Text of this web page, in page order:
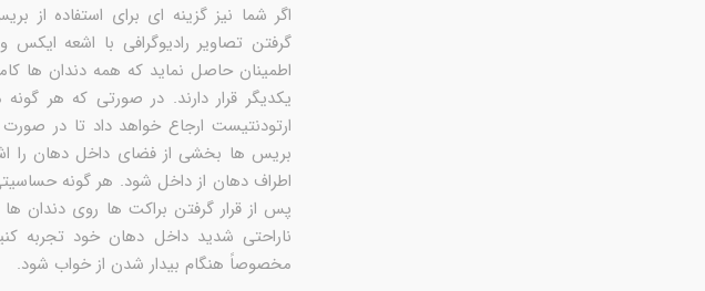
اگر شما نیز گزینه ای برای استفاده از
گرفتن تصاویر رادیوگرافی با اشعه ایکس
اطمینان حاصل نماید که همه دندان ها
یکدیگر قرار دارند. در صورتی که هر
ارتودنتیست ارجاع خواهد داد تا در
بریس ها بخشی از فضای داخل دهان را
اطراف دهان از داخل شود. هر گونه
پس از قرار گرفتن براکت ها روی دندان
ناراحتی شدید داخل دهان خود تجربه
مخصوصاً هنگام بیدار شدن از خواب شود.